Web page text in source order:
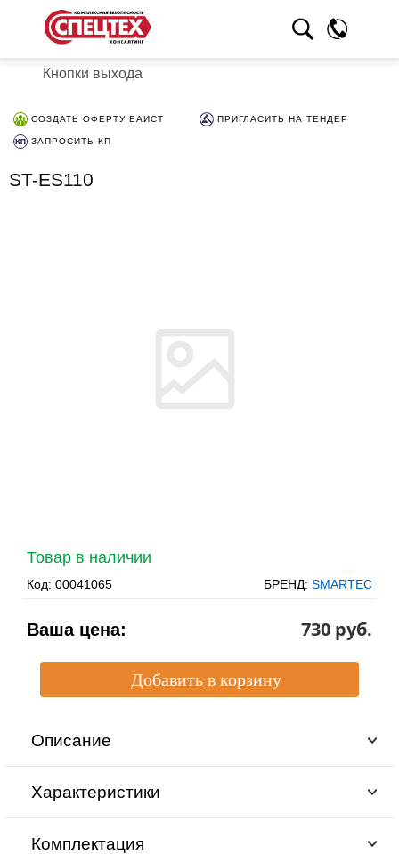
Кнопки выхода
СОЗДАТЬ ОФЕРТУ ЕАИСТ ПРИГЛАСИТЬ НА ТЕНДЕР
ЗАПРОСИТЬ КП
ST-ES110
Товар в наличии
Код: 00041065 БРЕНД: SMARTEC
Ваша цена: 730 pуб.
Описание
Характеристики
Комплектация